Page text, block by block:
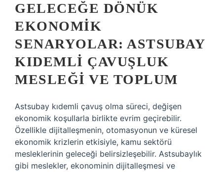
GELECEĞE DÖNÜK
EKONOMIK
SENARYOLAR: ASTSUBAY
KIDEMLI ÇAVUŞLUK
MESLEĞI VE TOPLUM
Astsubay kıdemli çavuş olma süreci, değişen
ekonomik koşullarla birlikte evrim geçirebilir.
Özellikle dijitalleşmenin, otomasyonun ve küresel
ekonomik krizlerin etkisiyle, kamu sektörü
mesleklerinin geleceği belirsizleşebilir. Astsubaylık
gibi meslekler, ekonominin dijitalleşmesi ve